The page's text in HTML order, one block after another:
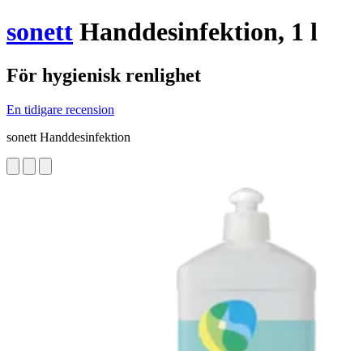
sonett Handdesinfektion, 1 l
För hygienisk renlighet
En tidigare recension
sonett Handdesinfektion